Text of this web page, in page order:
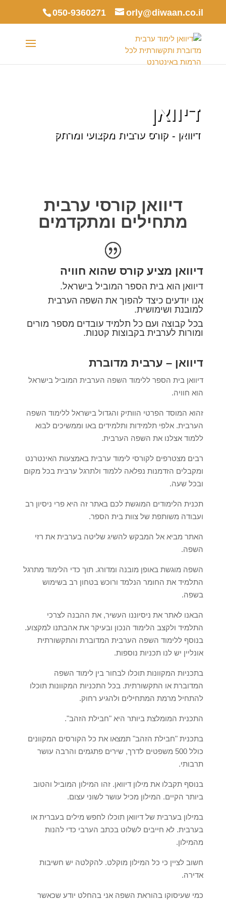
050-9360271 orly@diwaan.co.il
דיוואן
דיוואן - קורס ערבית מקצועי ומרתק
דיוואן קורסי ערבית
מתחילים ומתקדמים
דיוואן מציע קורס שהוא חוויה
דיוואן הוא בית הספר המוביל בישראל.
אנו יודעים כיצד להפוך את השפה הערבית
למובנת ושימושית.
בכל קבוצה ועם כל תלמיד עובדים מספר מורים
ומורות לערביתבקבוצות קטנות.
דיוואן – ערבית מדוברת
דיוואן בית הספר ללימוד השפה הערבית המוביל בישראל
הוא חוויה.
זהוא המוסד הפרטי הוותיק והגדול בישראל ללימוד השפה
הערבית. אלפי תלמידות ותלמידים באו וממשיכים לבוא
ללמוד אצלנו את השפה הערבית.
רבים מצטרפים לקורסי לימוד ערבית באמצעות האינטרנט
ומקבלים הזדמנות נפלאה ללמוד ולתרגל ערבית בכל מקום
ובכל שעה.
תכנית הלימודים המוגשת לכם באתר זה היא פרי ניסיון רב
ועבודה משותפת של צוות בית הספר.
האתר מביא אל המבקש להשיג שליטה בערבית את רזי
השפה.
השפה מוגשת באופן מובנה ומדורג. תוך כדי הלימוד מתרגל
התלמיד את החומר הנלמד ורוכש בטחון רב בשימוש
בשפה.
הבאנו לאתר את ניסיוננו העשיר, את ההבנה לצרכי
התלמיד ולקצב הלימוד הנכון ובעיקר את אהבתנו למקצוע.
בנוסף ללימוד השפה הערבית המדוברת והתקשורתית
אונליין יש לנו תכניות נוספות.
בתכניות המקוונות תוכלו לבחור בין לימוד השפה
המדוברת או התקשורתית. בכל התכניות המקוונות תוכלו
להתחיל מרמת המתחילים ולהגיע רחוק.
התכנית המומלצת ביותר היא "חבילת הזהב".
בתכנית "חבילת הזהב" תמצאו את כל הקורסים המקוונים
כולל 500 משפטים לדרך, שירים פתגמים והרבה עושר
תרבותי.
בנוסף תקבלו את מילון דיוואן. זהו המילון המוביל והטוב
ביותר הקיים. המילון מכיל עושר לשוני עצום.
במילון בערבית של דיוואן תוכלו לחפש מילים בעברית או
בערבית. לא חייבים לשלוט בכתב הערבי כדי להנות
מהמילון.
חשוב לציין כי כל המילון מוקלט. להקלטה יש חשיבות
אדירה.
כמי שעיסוקו בהוראת השפה אני בהחלט יודע שכאשר